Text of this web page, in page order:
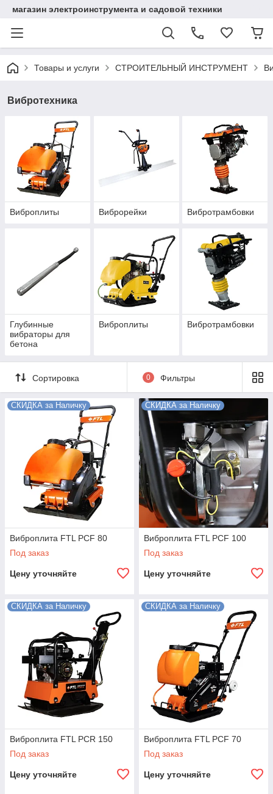
магазин электроинструмента и садовой техники
Товары и услуги СТРОИТЕЛЬНЫЙ ИНСТРУМЕНТ
Вибротехника
Виброплиты Виброрейки Вибротрамбовки
Глубинные
вибраторы для
бетона
Виброплиты Вибротрамбовки
Сортировка 0 Фильтры
СКИДКА за Наличку
Виброплита FTL PCF 80
Под заказ
Цену уточняйте
СКИДКА за Наличку
Виброплита FTL PCF 100
Под заказ
Цену уточняйте
СКИДКА за Наличку
Виброплита FTL PCR 150
Под заказ
Цену уточняйте
СКИДКА за Наличку
Виброплита FTL PCF 70
Под заказ
Цену уточняйте